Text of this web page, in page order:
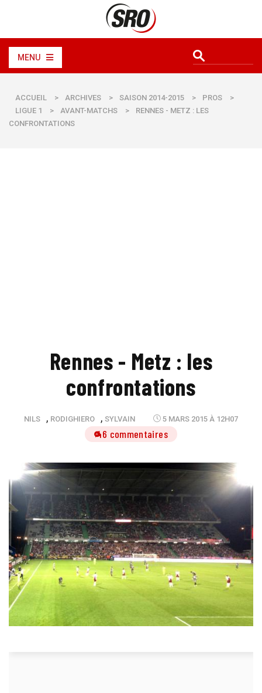
MENU
ACCUEIL > ARCHIVES > SAISON 2014-2015 > PROS
>
LIGUE 1
> AVANT-MATCHS >
RENNES - METZ : LES
CONFRONTATIONS
Rennes - Metz : les
confrontations
NILS , RODIGHIERO ,SYLVAIN 5 MARS 2015 À 12H07
46 commentaires